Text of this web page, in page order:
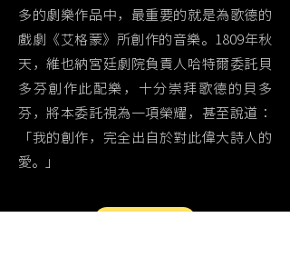
多的劇樂作品中，最重要的就是為歌德的
戲劇《艾格蒙》所創作的音樂。1809年秋
天，維也納宮廷劇院負責人哈特爾委託貝
多芬創作此配樂，十分崇拜歌德的貝多
芬，將本委託視為一項榮耀，甚至說道：
「我的創作，完全出自於對此偉大詩人的
愛。」